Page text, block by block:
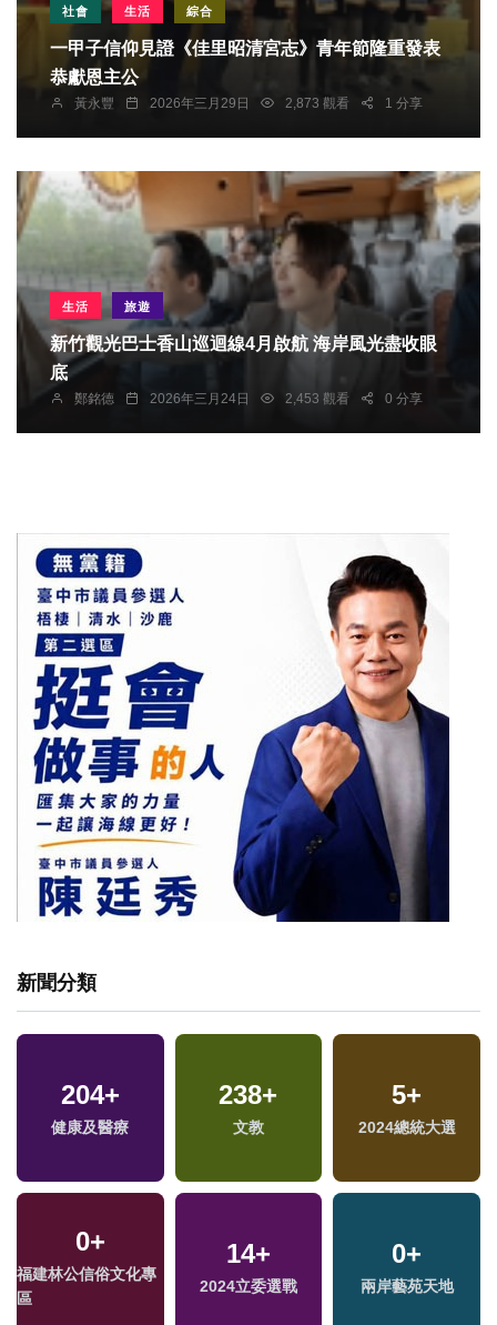
社會 生活 綜合
一甲子信仰見證《佳里昭清宮志》青年節隆重發表
恭獻恩主公
黃永豐 2026年三月29日 2,873 觀看 1 分享
生活 旅遊
新竹觀光巴士香山巡迴線4月啟航 海岸風光盡收眼
底
鄭銘德 2026年三月24日 2,453 觀看 0 分享
新聞分類
204+
健康及醫療
238+
文教
5+
2024總統大選
0+
福建林公信俗文化專
區
14+
2024立委選戰
0+
兩岸藝苑天地